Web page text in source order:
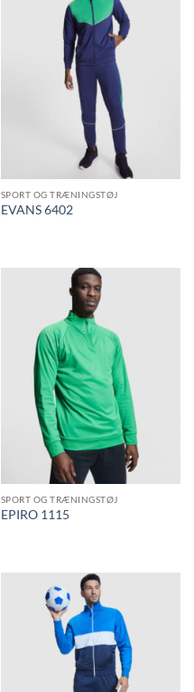
SPORT OG TRÆNINGSTØJ
EVANS 6402
SPORT OG TRÆNINGSTØJ
EPIRO 1115